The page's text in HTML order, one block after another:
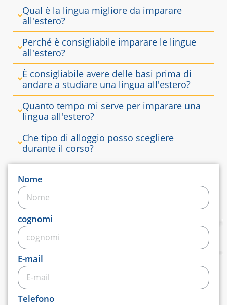
Nome
cognomi
E-mail
Telefono
Qual è la lingua migliore da imparare
all'estero?
Perché è consigliabile imparare le lingue
all'estero?
È consigliabile avere delle basi prima di
andare a studiare una lingua all'estero?
Quanto tempo mi serve per imparare una
lingua all'estero?
Che tipo di alloggio posso scegliere
durante il corso?